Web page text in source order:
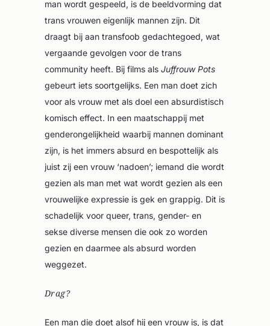
man wordt gespeeld, is de beeldvorming dat
trans vrouwen eigenlijk mannen zijn. Dit
draagt bij aan transfoob gedachtegoed, wat
vergaande gevolgen voor de trans
community heeft. Bij films als Juffrouw Pots
gebeurt iets soortgelijks. Een man doet zich
voor als vrouw met als doel een absurdistisch
komisch effect. In een maatschappij met
genderongelijkheid waarbij mannen dominant
zijn, is het immers absurd en bespottelijk als
juist zij een vrouw ‘nadoen’; iemand die wordt
gezien als man met wat wordt gezien als een
vrouwelijke expressie is gek en grappig. Dit is
schadelijk voor queer, trans, gender- en
sekse diverse mensen die ook zo worden
gezien en daarmee als absurd worden
weggezet.
Drag?
Een man die doet alsof hij een vrouw is, is dat